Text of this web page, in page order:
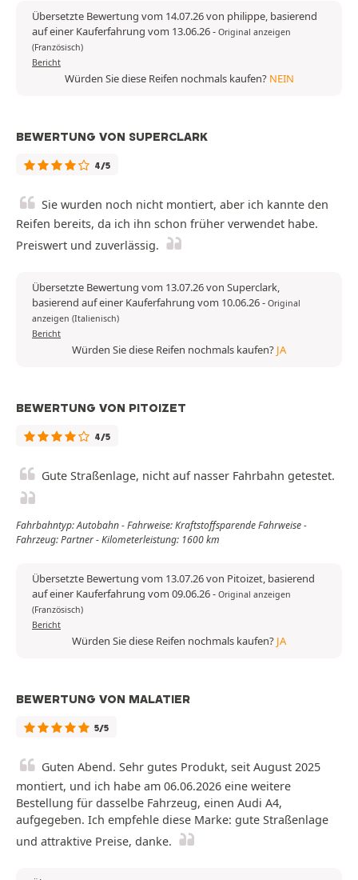
Übersetzte Bewertung vom 14.07.26 von philippe, basierend
auf einer Kauferfahrung vom 13.06.26- Original anzeigen
(Französisch)
Bericht
Würden Sie diese Reifen nochmals kaufen? NEIN
BEWERTUNG VON SUPERCLARK
4/5
Sie wurden noch nicht montiert, aber ich kannte den
Reifen bereits, da ich ihn schon früher verwendet habe.
Preiswert und zuverlässig.
Übersetzte Bewertung vom 13.07.26 von Superclark,
basierend auf einer Kauferfahrung vom 10.06.26- Original
anzeigen (Italienisch)
Bericht
Würden Sie diese Reifen nochmals kaufen? JA
BEWERTUNG VON PITOIZET
4/5
Gute Straßenlage, nicht auf nasser Fahrbahn getestet.
Fahrbahntyp: Autobahn - Fahrweise: Kraftstoffsparende Fahrweise -
Fahrzeug: Partner - Kilometerleistung: 1600 km
Übersetzte Bewertung vom 13.07.26 von Pitoizet, basierend
auf einer Kauferfahrung vom 09.06.26- Original anzeigen
(Französisch)
Bericht
Würden Sie diese Reifen nochmals kaufen? JA
BEWERTUNG VON MALATIER
5/5
Guten Abend. Sehr gutes Produkt, seit August 2025
montiert, und ich habe am 06.06.2026 eine weitere
Bestellung für dasselbe Fahrzeug, einen Audi A4,
aufgegeben. Ich empfehle diese Marke: gute Straßenlage
und attraktive Preise, danke.